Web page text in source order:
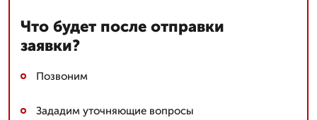
Что будет после отправки
заявки?
Позвоним
Зададим уточняющие вопросы